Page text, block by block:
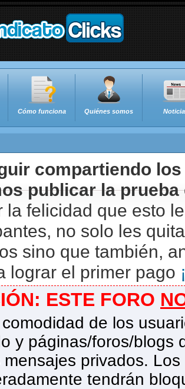
Cómo funciona Quiénes somos
compartiendo
publicar la
la felicidad que esto
no solo les
sino que también,
lograr el primer pago
ESTE FORO
de los
y páginas/foros/blogs
mensajes privados.
tendrán